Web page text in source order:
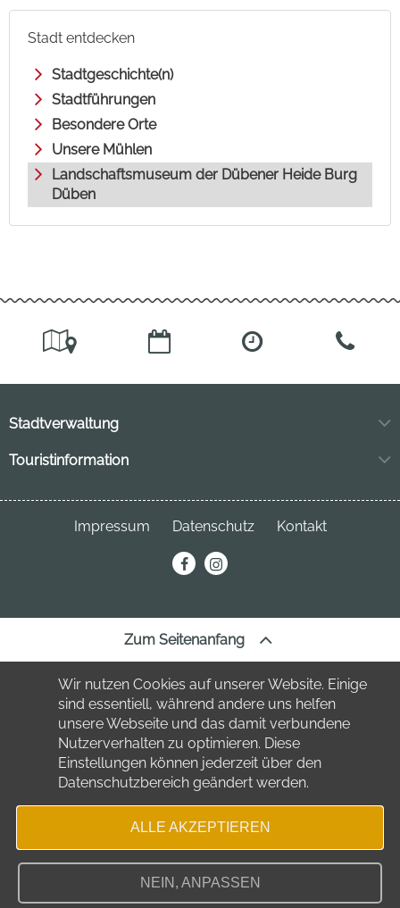
Stadt entdecken
Stadtgeschichte(n)
Stadtführungen
Besondere Orte
Unsere Mühlen
Landschaftsmuseum der Dübener Heide Burg
Düben
Stadtverwaltung
Markt 11
034243 7220
Touristinformation
Neuhofstraße 3
04849 Bad Düben
Impressum Datenschutz Kontakt
Zum Seitenanfang
Wir nutzen Cookies auf unserer Website. Einige
sind essentiell, während andere uns helfen
unsere Webseite und das damit verbundene
Nutzerverhalten zu optimieren. Diese
Einstellungen können jederzeit über den
Datenschutzbereich geändert werden.
ALLE AKZEPTIEREN
NEIN, ANPASSEN